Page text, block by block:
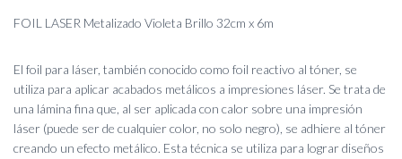
FOIL LASER Metalizado Violeta Brillo 32cm x 6m
El foil para láser, también conocido como foil reactivo al tóner, se
utiliza para aplicar acabados metálicos a impresiones láser. Se trata de
una lámina fina que, al ser aplicada con calor sobre una impresión
láser (puede ser de cualquier color, no solo negro), se adhiere al tóner
creando un efecto metálico. Esta técnica se utiliza para lograr diseños